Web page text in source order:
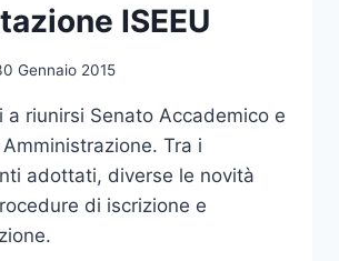
ISEEU
Gennaio 2015
a riunirsi Senato Accademico e
Tra i
adottati, diverse le novità
di iscrizione e